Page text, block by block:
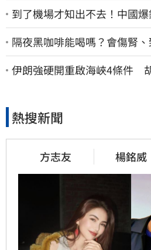
到了機場才知出不去！中國
隔夜黑咖啡能喝嗎？會傷腎
伊朗強硬開重啟海峽4條件
熱搜新聞
方志友 楊銘威